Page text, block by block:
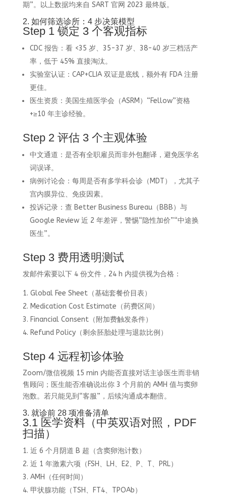
期”。以上数据均来自 SART 官网 2023 最终版。
2. 如何筛选诊所：4 步决策模型
Step 1 锁定 3 个客观指标
CDC 报告：看 <35 岁、35-37 岁、38-40 岁三档活产
率，低于 45% 直接淘汰。
实验室认证：CAP+CLIA 双证是底线，额外有 FDA 注册
更佳。
医生资质：美国生殖医学会（ASRM）“Fellow”资格
+≥10 年主诊经验。
Step 2 评估 3 个主观体验
中文通道：是否有全职雇员而非外包翻译，避免医学名
词误译。
病例讨论会：每周是否有多学科会诊（MDT），尤其子
宫内膜异位、免疫因素。
投诉记录：查 Better Business Bureau（BBB）与
Google Review 近 2 年差评，警惕“隐性加价”“中途换
医生”。
Step 3 费用透明测试
发邮件索要以下 4 份文件，24 h 内提供视为合格：
Global Fee Sheet（基础套餐价目表）
Medication Cost Estimate（药费区间）
Financial Consent（附加费触发条件）
Refund Policy（剩余胚胎处理与退款比例）
Step 4 远程初诊体验
Zoom/微信视频 15 min 内能否直接对话主诊医生而非销
售顾问；医生能否准确说出你 3 个月前的 AMH 值与窦卵
泡数。若只能见到“客服”，后续沟通成本翻倍。
3. 就诊前 28 项准备清单
3.1 医学资料（中英双语对照，PDF
扫描）
近 6 个月阴道 B 超（含窦卵泡计数）
近 1 年激素六项（FSH、LH、E2、P、T、PRL）
AMH（任何时间）
甲状腺功能（TSH、FT4、TPOAb）